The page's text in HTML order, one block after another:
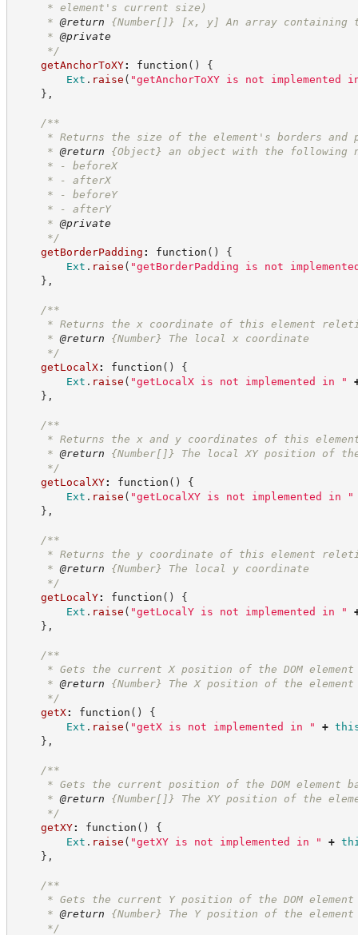
* element's current size)
* @return {Number[]}
[x, y] An array containing
* @private
*/
getAnchorToXY: function ( )
{
Ext . raise ( "getAnchorToXY is not implemented
} ,
/**
* Returns the size of the element's borders and
* @return {Object}
an object with the following
* - beforeX
* - afterX
* - beforeY
* - afterY
* @private
*/
getBorderPadding : function ( )
{
Ext . raise ( "getBorderPadding is not
} ,
/**
* Returns the x coordinate of this element
* @return {Number}
The local x coordinate
*/
getLocalX: function ( )
{
Ext . raise ( "getLocalX is not implemented in "
} ,
/**
* Returns the x and y coordinates of this
* @return {Number[]}
The local XY position of
*/
getLocalXY: function ( )
{
Ext . raise ( "getLocalXY is not implemented in
"
} ,
/**
* Returns the y coordinate of this element
* @return {Number}
The local y coordinate
*/
getLocalY: function ( )
{
Ext . raise ( "getLocalY is not implemented in "
} ,
/**
* Gets the current X position of the DOM element
* @return {Number}
The X position of the element
*/
getX: function ( )
{
Ext . raise ( "getX is not implemented in " +
} ,
/**
* Gets the current position of the DOM element
* @return {Number[]}
The XY position of the
*/
getXY: function ( )
{
Ext . raise ( "getXY is not implemented in " +
} ,
/**
* Gets the current Y position of the DOM element
* @return {Number}
The Y position of the element
*/